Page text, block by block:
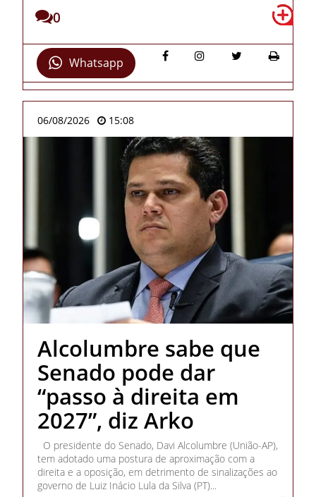
0
Whatsapp
06/08/2026 15:08
Alcolumbre sabe que
Senado pode dar
“passo à direita em
2027”, diz Arko
O presidente do Senado, Davi Alcolumbre (União-AP),
tem adotado uma postura de aproximação com a
direita e a oposição, em detrimento de sinalizações ao
governo de Luiz Inácio Lula da Silva (PT)...